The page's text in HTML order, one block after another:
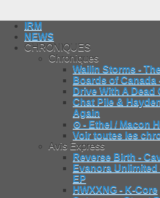
IRM
NEWS
CHRONIQUES
Chroniques
Wailin Storms -
Boards of Canada
Drive With A Dead
Chat Pile &
Again
⊙ - Ethel / Macon
Voir toutes les
Avis Express
Reverse Birth -
Evanora
EP
HWXXNG - K-Core